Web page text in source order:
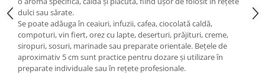
dulci sau sărate.
Se poate adăuga în ceaiuri, infuzii, cafea, ciocolată caldă,
compoturi, vin fiert, orez cu lapte, deserturi, prăjituri, creme,
siropuri, sosuri, marinade sau preparate orientale. Bețele de
aproximativ 5 cm sunt practice pentru dozare și utilizare în
preparate individuale sau în rețete profesionale.